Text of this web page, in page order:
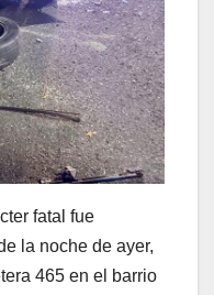
fatal fue
la noche de ayer,
465 en el barrio